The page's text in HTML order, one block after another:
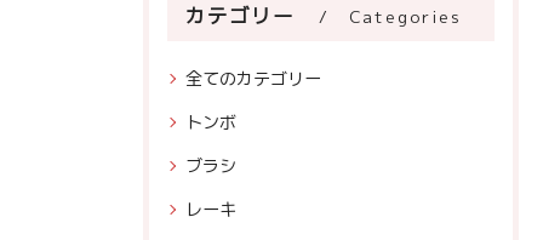
カテゴリー Categories
全てのカテゴリー
トンボ
ブラシ
レーキ